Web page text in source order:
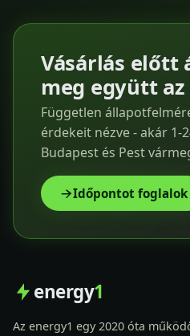
Vásárlás előtt
meg együtt
Független
érdekeit nézve - akár 1-
Budapest és Pest
Időpontot foglalok
energy1
Az energy1 egy 2020 óta